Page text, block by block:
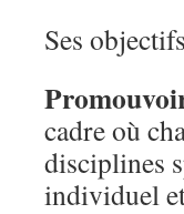
Ses
cadre où
disciplines
individuel